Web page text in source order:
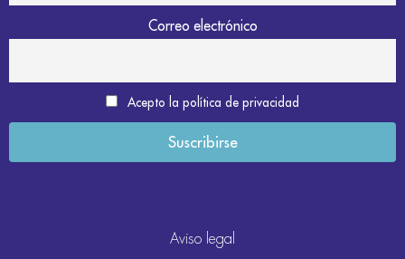
Correo electrónico
Acepto la política de privacidad
Aviso legal